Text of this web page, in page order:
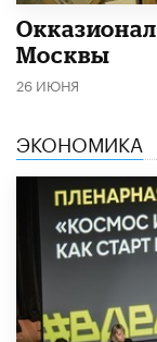
Москвы
26 ИЮНЯ
ЭКОНОМИКА